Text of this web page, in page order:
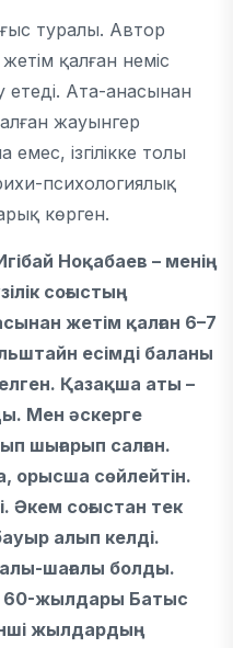
туралы. Автор
қалған неміс
Ата-анасынан
жауынгер
ізгілікке толы
психологиялық
көрген.
Ноқабаев – менің
соғыстың
жетім қалған 6–7
есімді баланы
Қазақша аты –
Мен әскерге
шығарып салған.
орысша сөйлейтін.
Әкем соғыстан тек
алып келді.
шағалы болды.
60-жылдары Батыс
жылдардың